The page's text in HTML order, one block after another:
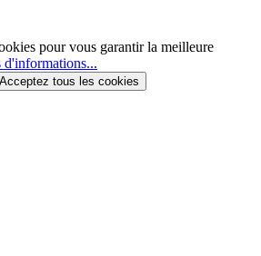
pour vous garantir la meilleure
d'informations...
Acceptez tous les cookies